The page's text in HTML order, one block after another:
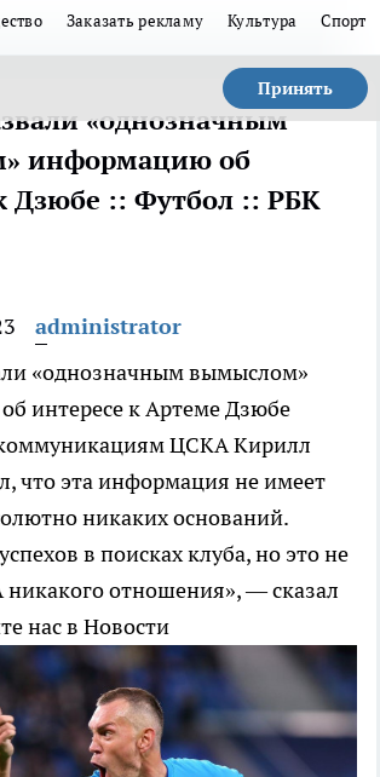
Заказать рекламу Культура Спорт
Принять
«однозначным
информацию об
Дзюбе :: Футбол :: РБК
administrator
«однозначным вымыслом»
интересе к Артеме Дзюбе
ЦСКА Кирилл
что эта информация не имеет
никаких оснований.
в поисках клуба, но это не
отношения», — сказал
нас в Новости